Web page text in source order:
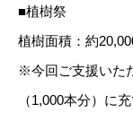
■植樹祭
植樹面積：約
※今回ご支援いた
（1,000本分）に